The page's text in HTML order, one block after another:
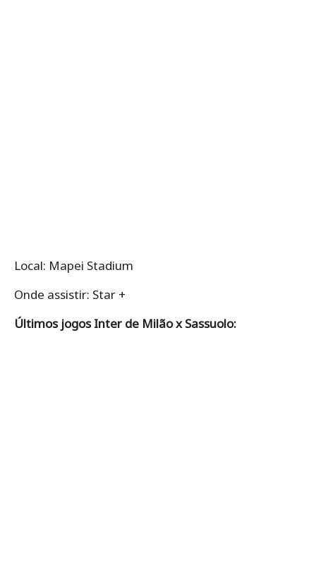
Local: Mapei Stadium
Onde assistir: Star +
Últimos jogos Inter de Milão x Sassuolo: